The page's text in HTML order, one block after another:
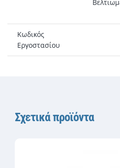
Κωδικός
Εργοστασίου
Σχετικά προϊόντα